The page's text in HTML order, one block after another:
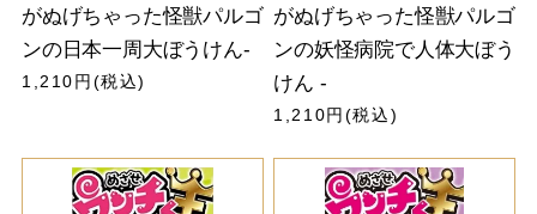
がぬげちゃった怪獣パルゴ
ンの日本一周大ぼうけん-
1,210円(税込)
がぬげちゃった怪獣パルゴ
ンの妖怪病院で人体大ぼう
けん -
1,210円(税込)